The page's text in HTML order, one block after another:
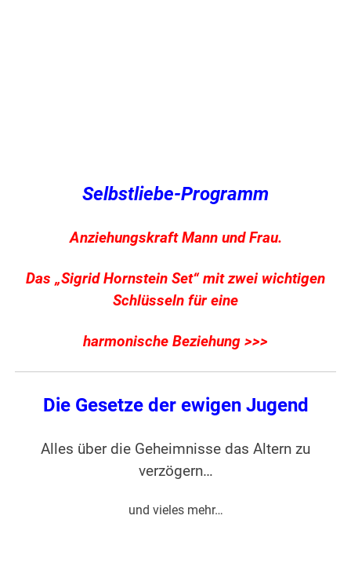
Selbstliebe-Programm
Anziehungskraft Mann und Frau.
Das „Sigrid Hornstein Set“ mit zwei wichtigen
Schlüsseln für eine
harmonische Beziehung >>>
Die Gesetze der ewigen Jugend
Alles über die Geheimnisse das Altern zu
verzögern…
und vieles mehr…